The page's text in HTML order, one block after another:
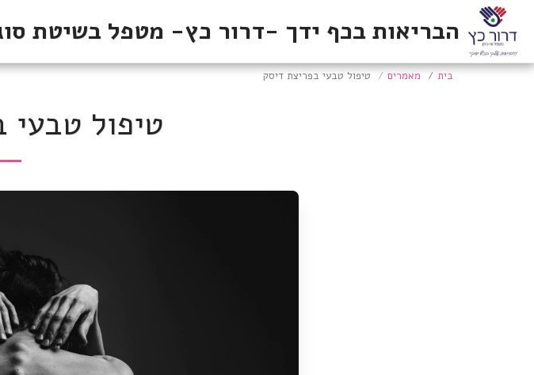
הבריאות בכף ידך -דרור כץ- מטפל בשיטת
בית מאמרים טיפול טבעי בפריצת דיסק
טיפול טבעי